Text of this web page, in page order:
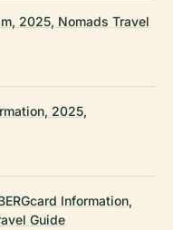
2025, Nomads Travel
2025,
Information,
Guide